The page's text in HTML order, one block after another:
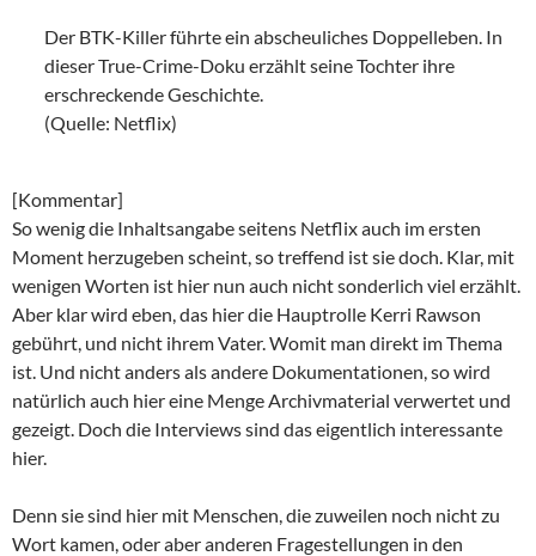
Der BTK-Killer führte ein abscheuliches Doppelleben. In
dieser True-Crime-Doku erzählt seine Tochter ihre
erschreckende Geschichte.
(Quelle: Netflix)
[Kommentar]
So wenig die Inhaltsangabe seitens Netflix auch im ersten
Moment herzugeben scheint, so treffend ist sie doch. Klar, mit
wenigen Worten ist hier nun auch nicht sonderlich viel erzählt.
Aber klar wird eben, das hier die Hauptrolle Kerri Rawson
gebührt, und nicht ihrem Vater. Womit man direkt im Thema
ist. Und nicht anders als andere Dokumentationen, so wird
natürlich auch hier eine Menge Archivmaterial verwertet und
gezeigt. Doch die Interviews sind das eigentlich interessante
hier.
Denn sie sind hier mit Menschen, die zuweilen noch nicht zu
Wort kamen, oder aber anderen Fragestellungen in den